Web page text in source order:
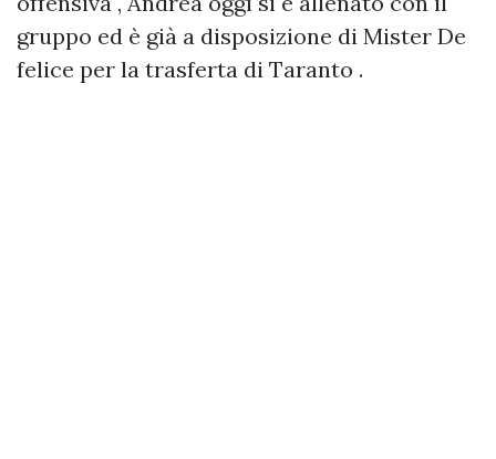
gruppo ed è già a disposizione di Mister De
felice per la trasferta di Taranto .